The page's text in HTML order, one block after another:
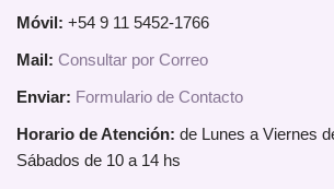
Móvil: +54 9 11 5452-1766
Mail: Consultar por Correo
Enviar: Formulario de Contacto
Horario de Atención: de Lunes a Viernes
Sábados de 10 a 14 hs